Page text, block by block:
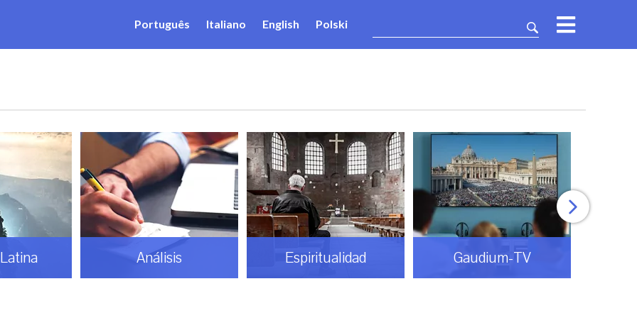
Português Italiano English Polski
Análisis Espiritualidad Gaudium-TV